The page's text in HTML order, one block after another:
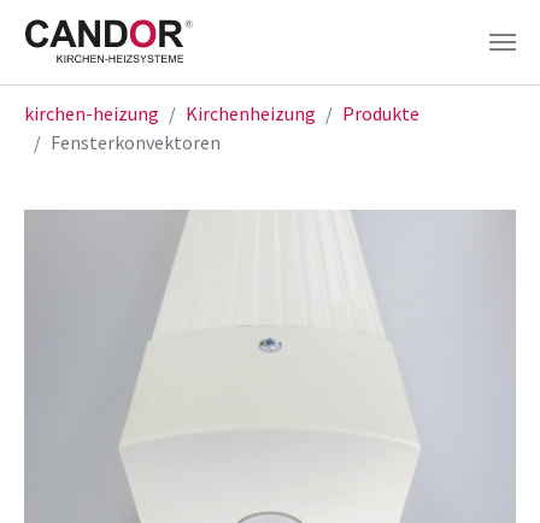
kirchen-heizung Kirchenheizung
Produkte
Fensterkonvektoren